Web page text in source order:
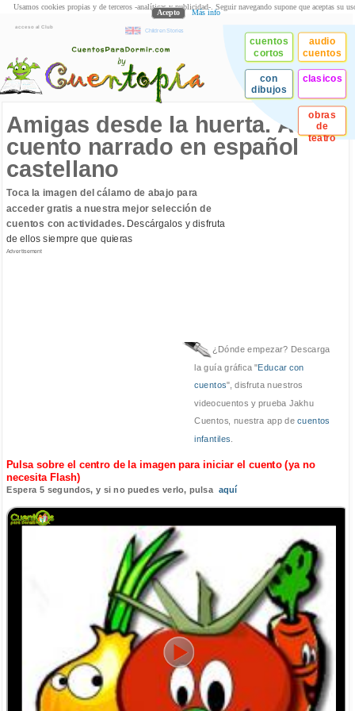
acceso al Club
Children Stories
cuentos
cortos
audio
cuentos
con
dibujos
clasicos
obras
de
teatro
Amigas desde la huerta. Audio
cuento narrado en español
castellano
Toca la imagen del cálamo de abajo para
acceder gratis a nuestra mejor selección de
cuentos con actividades.Descárgalos y disfruta
de ellos siempre que quieras
Advertisement
¿Dónde empezar? Descarga
la guía gráfica "Educar con
cuentos", disfruta nuestros
videocuentos y prueba Jakhu
Cuentos, nuestra app decuentos
infantiles
Pulsa sobre el centro de la imagen para iniciar el cuento (ya no
necesita Flash)
Espera 5 segundos, y si no puedes verlo, pulsa aquí
Usamos cookies propias y de terceros -analíticas y publicidad-. Seguir navegando supone que aceptas su
Acepto Más info